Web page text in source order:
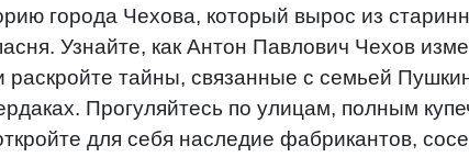
города Чехова, который вырос из
Узнайте, как Антон Павлович Чехов
раскройте тайны, связанные с семьей
Прогуляйтесь по улицам, полным
для себя наследие фабрикантов,